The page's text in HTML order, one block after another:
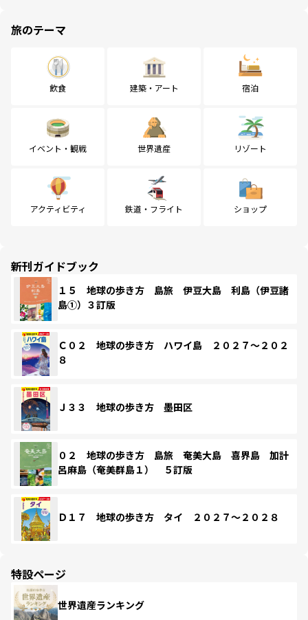
旅のテーマ
飲食 建築・アート 宿泊
イベント・観戦 世界遺産 リゾート
アクティビティ 鉄道・フライト ショップ
新刊ガイドブック
１５ 地球の歩き方 島旅 伊豆大島 利島（伊豆諸
島①）３訂版
Ｃ０２ 地球の歩き方 ハワイ島 ２０２７～２０２
８
Ｊ３３ 地球の歩き方 墨田区
０２ 地球の歩き方 島旅 奄美大島 喜界島 加計
呂麻島（奄美群島１） ５訂版
Ｄ１７ 地球の歩き方 タイ ２０２７～２０２８
特設ページ
世界遺産ランキング